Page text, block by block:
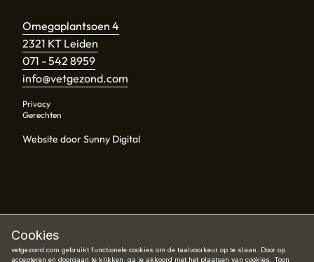
Cookies
vetgezond.com gebruikt functionele cookies om de taalvoorkeur op te slaan. Door op
accepteren en doorgaan te klikken, ga je akkoord met het plaatsen van cookies. Toon
Omegaplantsoen 4
2321 KT Leiden
071 - 542 8959
info@vetgezond.com
Privacy
Gerechten
Website door Sunny Digital